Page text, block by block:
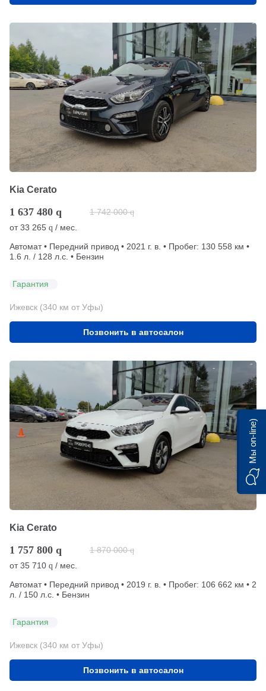
Kia Cerato
1 637 480 q 1 742 000 q
от33 265 q / мес.
Автомат • Передний привод • 2021 г. в. • Пробег: 130 558 км •
1.6 л. / 128 л.с. • Бензин
Гарантия
Ижевск (340 км от Уфы)
Позвонить в автосалон
Kia Cerato
1 757 800 q 1 870 000 q
от35 710 q / мес.
Автомат • Передний привод • 2019 г. в. • Пробег: 106 662 км • 2
л. / 150 л.с. • Бензин
Гарантия
Ижевск (340 км от Уфы)
Позвонить в автосалон
Мы on-line)